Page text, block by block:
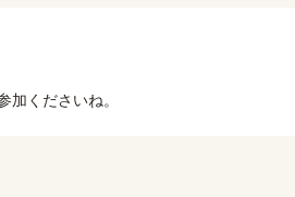
くださいね。